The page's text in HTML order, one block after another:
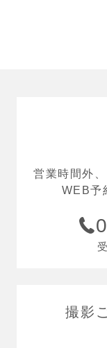
営業時間外
WEB予
撮影